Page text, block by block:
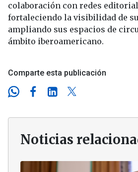
colaboración con redes
fortaleciendo la visibilidad de
ampliando sus espacios de
ámbito iberoamericano.
Comparte esta publicación
Noticias